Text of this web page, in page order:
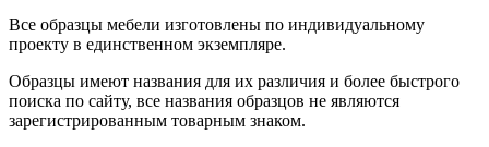
Все образцы мебели изготовлены по индивидуальному
проекту в единственном экземпляре.
Образцы имеют названия для их различия и более быстрого
поиска по сайту, все названия образцов не являются
зарегистрированным товарным знаком.